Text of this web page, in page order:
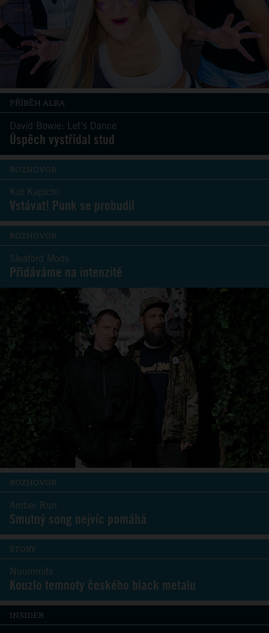
PŘÍBĚH ALBA
David Bowie: Let’s Dance
Úspěch vystřídal stud
ROZHOVOR
Kid Kapichi
Vstávat! Punk se probudil
ROZHOVOR
Sleaford Mods
Přidáváme na intenzitě
ROZHOVOR
Amber Run
Smutný song nejvíc pomáhá
STORY
Nuummite
Kouzlo temnoty českého black metalu
INSIDER